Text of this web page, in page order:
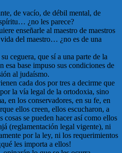
de vacío, de débil mental, de
¿no les parece?
enseñarle al maestro de maestros
del maestro… ¿no es de una
ceguera, que sí a una parte de la
esa base impuso sus condiciones de
al judaísmo.
cada dos por tres a decirme que
la vía legal de la ortodoxia, sino
en los conservadores, en su fe, en
ellos creen, ellos escucharon, a
se pueden hacer así como ellos
(reglamentación legal vigente), ni
por la ley, ni los requerimientos
les importa a ellos!